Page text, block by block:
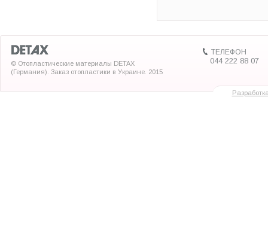
© Отопластические материалы DETAX
(Германия). Заказ отопластики в Украине. 2015
ТЕЛЕФОН
044 222 88 07